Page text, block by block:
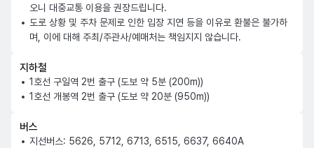
오니 대중교통 이용을 권장드립니다.
도로 상황 및 주차 문제로 인한 입장 지연 등을 이유로 환불은 불가하
며, 이에 대해 주최/주관사/예매처는 책임지지 않습니다.
지하철
1호선 구일역 2번 출구 (도보 약 5분 (200m))
1호선 개봉역 2번 출구 (도보 약 20분 (950m))
버스
지선버스: 5626, 5712, 6713, 6515, 6637, 6640A